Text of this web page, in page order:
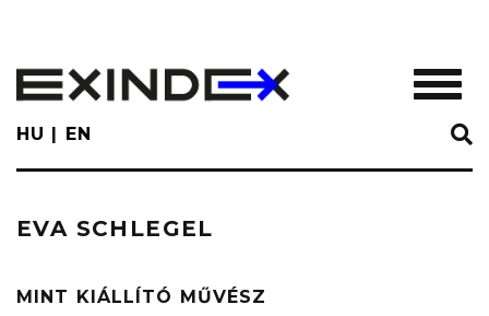
main
content
HU EN
EVA SCHLEGEL
MINT KIÁLLÍTÓ MŰVÉSZ